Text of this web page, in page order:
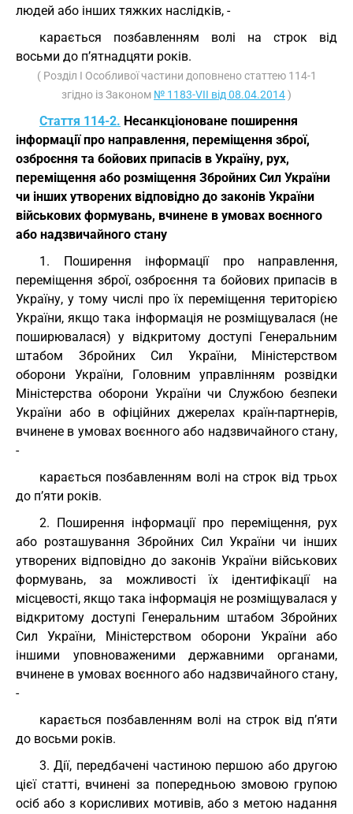
людей або інших тяжких наслідків, -
карається позбавленням волі на строк від
восьми до п’ятнадцяти років.
( Розділ I Особливої частини доповнено статтею 114-1
згідно із Законом № 1183-VII від 08.04.2014)
Стаття 114-2. Несанкціоноване поширення
інформації про направлення, переміщення зброї,
озброєння та бойових припасів в Україну, рух,
переміщення або розміщення Збройних Сил України
чи інших утворених відповідно до законів України
військових формувань, вчинене в умовах воєнного
або надзвичайного стану
1. Поширення інформації про направлення,
переміщення зброї, озброєння та бойових припасів в
Україну, у тому числі про їх переміщення територією
України, якщо така інформація не розміщувалася (не
поширювалася) у відкритому доступі Генеральним
штабом Збройних Сил України, Міністерством
оборони України, Головним управлінням розвідки
Міністерства оборони України чи Службою безпеки
України або в офіційних джерелах країн-партнерів,
вчинене в умовах воєнного або надзвичайного стану,
-
карається позбавленням волі на строк від трьох
до п’яти років.
2. Поширення інформації про переміщення, рух
або розташування Збройних Сил України чи інших
утворених відповідно до законів України військових
формувань, за можливості їх ідентифікації на
місцевості, якщо така інформація не розміщувалася у
відкритому доступі Генеральним штабом Збройних
Сил України, Міністерством оборони України або
іншими уповноваженими державними органами,
вчинене в умовах воєнного або надзвичайного стану,
-
карається позбавленням волі на строк від п’яти
до восьми років.
3. Дії, передбачені частиною першою або другою
цієї статті, вчинені за попередньою змовою групою
осіб або з корисливих мотивів, або з метою надання